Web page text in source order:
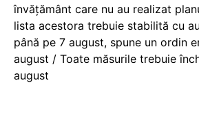
învățământ care nu au realizat
lista acestora trebuie stabilită cu
până pe 7 august, spune un ordin
august / Toate măsurile trebuie
august